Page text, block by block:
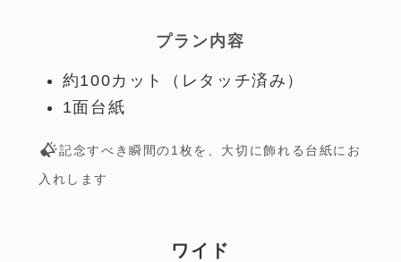
プラン内容
約100カット（レタッチ済み）
1面台紙
記念すべき瞬間の1枚を、大切に飾れる台紙にお
入れします
ワイド